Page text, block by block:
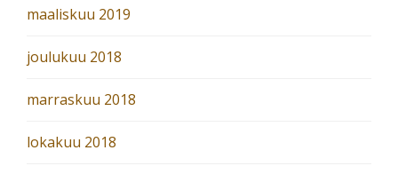
maaliskuu 2019
joulukuu 2018
marraskuu 2018
lokakuu 2018